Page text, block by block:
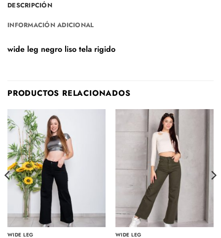
DESCRIPCIÓN
INFORMACIÓN ADICIONAL
wide leg negro liso tela rigido
PRODUCTOS RELACIONADOS
WIDE LEG WIDE LEG